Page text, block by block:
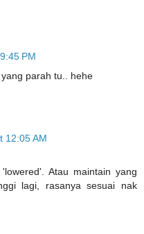
PM
parah tu.. hehe
12:05 AM
Atau maintain yang
lagi, rasanya sesuai nak